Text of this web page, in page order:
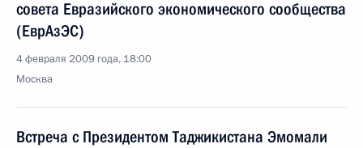
совета Евразийского экономического сообщества
(ЕврАзЭС)
4 февраля 2009 года, 18:00
Москва
Встреча с Президентом Таджикистана Эмомали